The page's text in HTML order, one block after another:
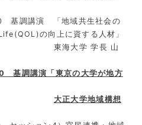
講演 「地域共生社会の
の向上に資する人材」
学長 山
基調講演「東京の大学が地方
大正大学地域構想